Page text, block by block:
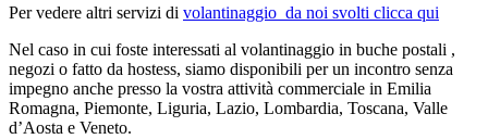
Per vedere altri servizi di volantinaggio da noi svolti clicca qui
Nel caso in cui foste interessati al volantinaggio in buche postali ,
negozi o fatto da hostess, siamo disponibili per un incontro senza
impegno anche presso la vostra attività commerciale in Emilia
Romagna, Piemonte, Liguria, Lazio, Lombardia, Toscana, Valle
d’Aosta e Veneto.